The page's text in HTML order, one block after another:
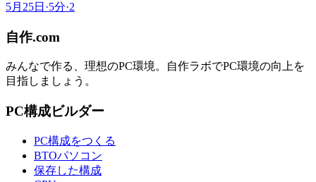
5月25日 ·5分·2
自作.com
みんなで作る、理想のPC環境。 自作ラボでPC環境の向上を
目指しましょう。
PC構成ビルダー
PC構成をつくる
BTOパソコン
保存した構成